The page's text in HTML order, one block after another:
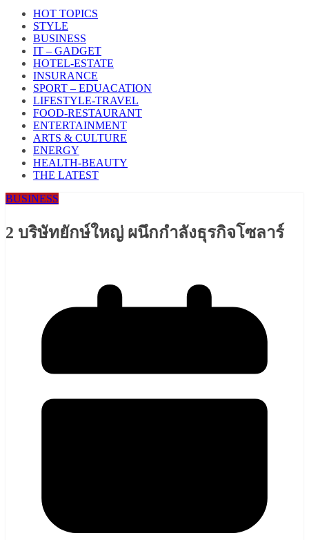
HOT TOPICS
STYLE
BUSINESS
IT – GADGET
HOTEL-ESTATE
INSURANCE
SPORT – EDUACATION
LIFESTYLE​-TRAVEL​
FOOD-RESTAURANT
ENTERTAINMENT
ARTS & CULTURE
ENERGY
HEALTH​-BEAUTY
THE LATEST
BUSINESS
2 บริษัทยักษ์ใหญ่ ผนึกกำลังธุรกิจโซลาร์